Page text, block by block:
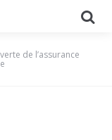
de l’assurance